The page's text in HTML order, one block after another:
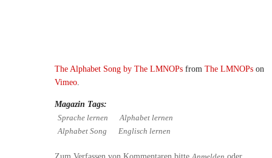
The Alphabet Song by The LMNOPs from The LMNOPs on
Vimeo
Magazin Tags:
Sprache lernen
Alphabet lernen
Alphabet Song
Englisch lernen
Zum Verfassen von Kommentaren bitte oder